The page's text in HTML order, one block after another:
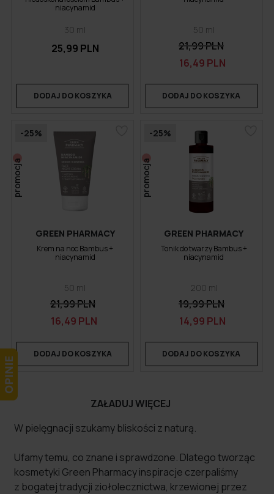
niacynamid
30 ml
25,99 PLN
DODAJ DO KOSZYKA
50 ml
21,99 PLN
16,49 PLN
DODAJ DO KOSZYKA
-25%
promocja
GREEN PHARMACY
Krem na noc Bambus +
niacynamid
50 ml
21,99 PLN
16,49 PLN
DODAJ DO KOSZYKA
-25%
promocja
GREEN PHARMACY
Tonik do twarzy Bambus +
niacynamid
200 ml
19,99 PLN
14,99 PLN
DODAJ DO KOSZYKA
ZAŁADUJ WIĘCEJ
W pielęgnacji szukamy bliskości z naturą.
Ufamy temu, co znane i sprawdzone. Dlatego tworząc
kosmetyki Green Pharmacy inspiracje czerpaliśmy
z bogatej tradycji ziołolecznictwa, krzewionej przez